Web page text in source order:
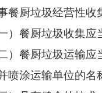
厨垃圾经营性收集
餐厨垃圾收集应当
餐厨垃圾运输应当
喷涂运输单位的名